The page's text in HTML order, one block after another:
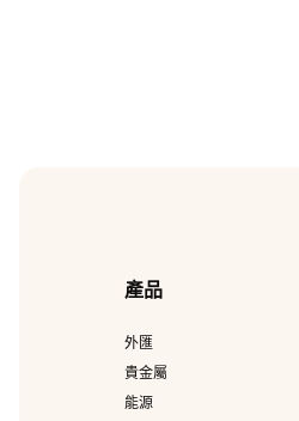
產品
外匯
貴金屬
能源